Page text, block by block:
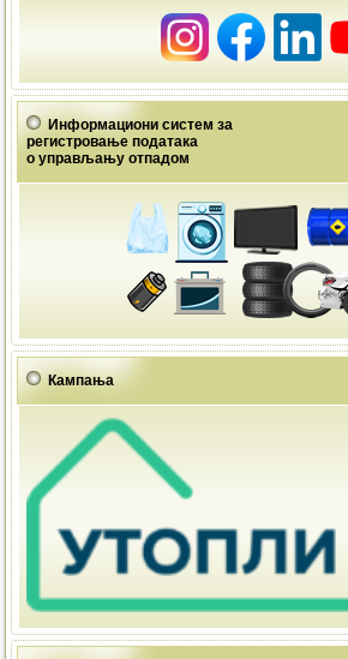
Информациони систем за
регистровање података
о управљању отпадом
Кампања